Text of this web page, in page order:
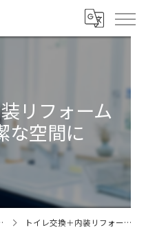
リフォーム
な空間に
トイレ交換＋内装リフォームで明るく清潔な空間に